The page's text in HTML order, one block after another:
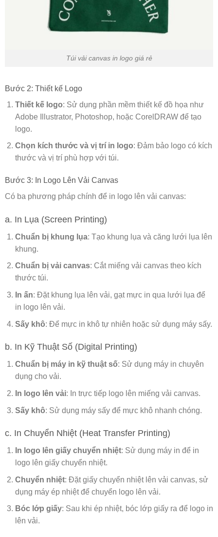
Túi vải canvas in logo giá rẻ
Bước 2: Thiết kế Logo
Thiết kế logo: Sử dụng phần mềm thiết kế đồ họa như
Adobe Illustrator, Photoshop, hoặc CorelDRAW để tạo
logo.
Chọn kích thước và vị trí in logo: Đảm bảo logo có kích
thước và vị trí phù hợp với túi.
Bước 3: In Logo Lên Vải Canvas
Có ba phương pháp chính để in logo lên vải canvas:
a. In Lụa (Screen Printing)
Chuẩn bị khung lụa: Tạo khung lụa và căng lưới lụa lên
khung.
Chuẩn bị vải canvas: Cắt miếng vải canvas theo kích
thước túi.
In ấn: Đặt khung lụa lên vải, gạt mực in qua lưới lụa để
in logo lên vải.
Sấy khô: Để mực in khô tự nhiên hoặc sử dụng máy sấy.
b. In Kỹ Thuật Số (Digital Printing)
Chuẩn bị máy in kỹ thuật số: Sử dụng máy in chuyên
dụng cho vải.
In logo lên vải: In trực tiếp logo lên miếng vải canvas.
Sấy khô: Sử dụng máy sấy để mực khô nhanh chóng.
c. In Chuyển Nhiệt (Heat Transfer Printing)
In logo lên giấy chuyển nhiệt: Sử dụng máy in để in
logo lên giấy chuyển nhiệt.
Chuyển nhiệt: Đặt giấy chuyển nhiệt lên vải canvas, sử
dụng máy ép nhiệt để chuyển logo lên vải.
Bóc lớp giấy: Sau khi ép nhiệt, bóc lớp giấy ra để logo in
lên vải.